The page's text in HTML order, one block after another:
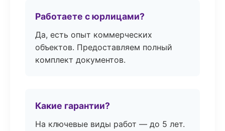
Работаете с юрлицами?
Да, есть опыт коммерческих
объектов. Предоставляем полный
комплект документов.
Какие гарантии?
На ключевые виды работ — до 5 лет.